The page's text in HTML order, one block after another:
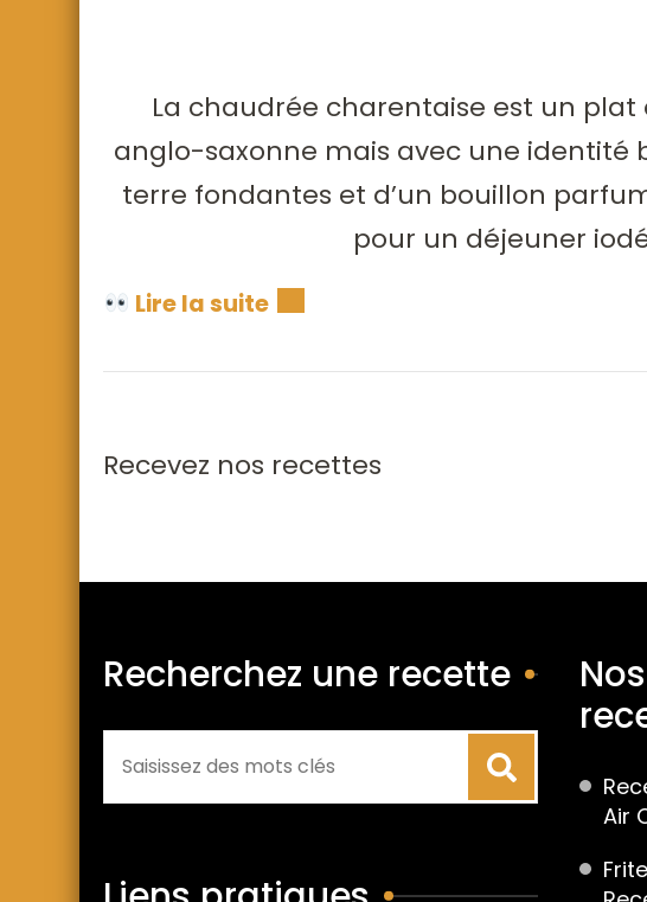
La chaudrée charentaise est un
anglo-saxonne mais avec une identité
terre fondantes et d’un bouillon
pour un déjeuner
Lire la suite
Recevez nos recettes
Recherchez une recette
Air